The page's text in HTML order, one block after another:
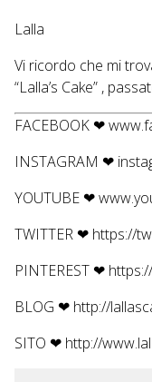
Lalla
Vi ricordo che mi
“Lalla’s Cake” ,
FACEBOOK ❤
INSTAGRAM ❤
YOUTUBE ❤
TWITTER ❤ https://
PINTEREST ❤
BLOG ❤ http://
SITO ❤ http://